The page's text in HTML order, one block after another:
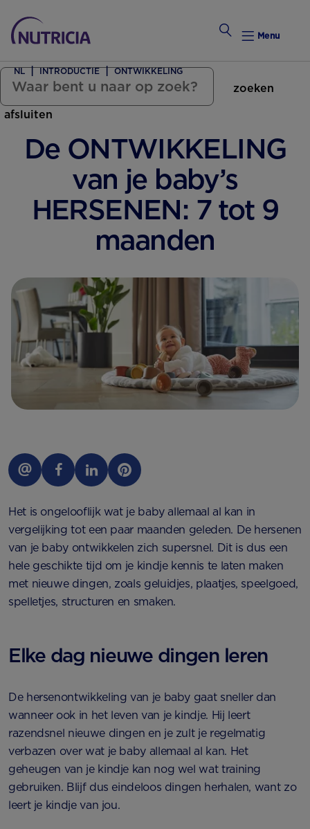
Zwanger Worden
Menu
zoeken
afsluiten
De ONTWIKKELING
van je baby’s
HERSENEN: 7 tot 9
maanden
NL INTRODUCTIE ONTWIKKELING
Het is ongelooflijk wat je baby allemaal al kan in
vergelijking tot een paar maanden geleden. De hersenen
van je baby ontwikkelen zich supersnel. Dit is dus een
hele geschikte tijd om je kindje kennis te laten maken
met nieuwe dingen, zoals geluidjes, plaatjes, speelgoed,
spelletjes, structuren en smaken.
Elke dag nieuwe dingen leren
De hersenontwikkeling van je baby gaat sneller dan
wanneer ook in het leven van je kindje. Hij leert
razendsnel nieuwe dingen en je zult je regelmatig
verbazen over wat je baby allemaal al kan. Het
geheugen van je kindje kan nog wel wat training
gebruiken. Blijf dus eindeloos dingen herhalen, want zo
leert je kindje van jou.